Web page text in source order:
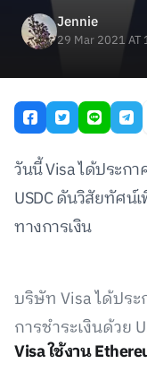
Jennie
29 Mar 2021 AT
วันนี้ Visa ได้ประก
USDC ดันวิสัยทัศน์
ทางการเงิน
บริษัท Visa ได้ปร
การชำระเงินด้วย
Visa ใช้งาน